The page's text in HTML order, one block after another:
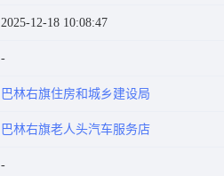
2025-12-18 10:08:47
巴林右旗住房和城乡建设局
巴林右旗老人头汽车服务店